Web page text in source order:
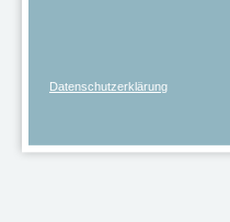
Datenschutzerklärung